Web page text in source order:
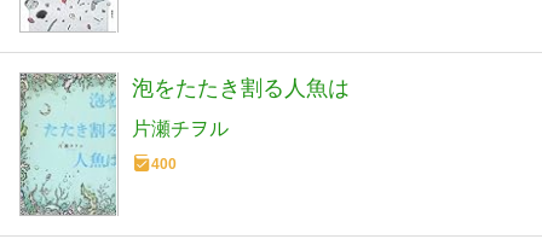
泡をたたき割る人魚は
片瀬チヲル
400